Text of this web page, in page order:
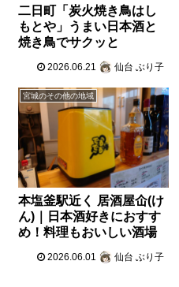
二日町「炭火焼き鳥はし
もとや」うまい日本酒と
焼き鳥でサクッと
2026.06.21 仙台 ぶり子
宮城のその他の地域
本塩釜駅近く 居酒屋仚(け
ん)｜日本酒好きにおすす
め！料理もおいしい酒場
2026.06.01 仙台 ぶり子